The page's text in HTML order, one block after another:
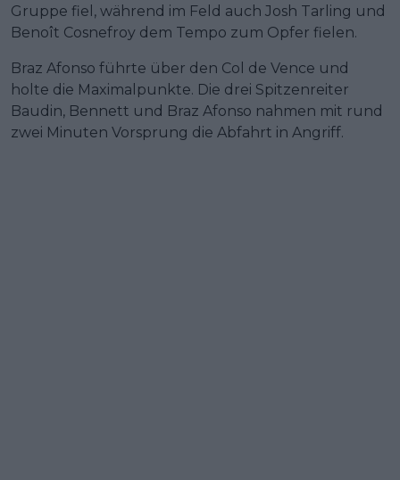
Gruppe fiel, während im Feld auch Josh Tarling und
Benoît Cosnefroy dem Tempo zum Opfer fielen.
Braz Afonso führte über den Col de Vence und
holte die Maximalpunkte. Die drei Spitzenreiter
Baudin, Bennett und Braz Afonso nahmen mit rund
zwei Minuten Vorsprung die Abfahrt in Angriff.